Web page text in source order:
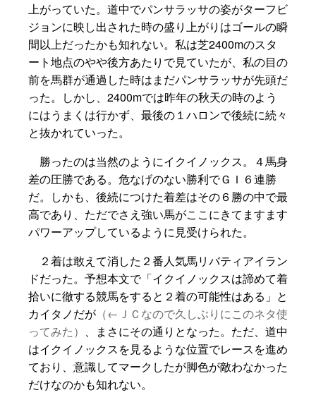
上がっていた。道中でパンサラッサの姿がターフビ
ジョンに映し出された時の盛り上がりはゴールの瞬
間以上だったかも知れない。私は芝2400mのスタ
ート地点のやや後方あたりで見ていたが、私の目の
前を馬群が通過した時はまだパンサラッサが先頭だ
った。しかし、2400mでは昨年の秋天の時のよう
にはうまくは行かず、最後の１ハロンで後続に続々
と抜かれていった。
勝ったのは当然のようにイクイノックス。４馬身
差の圧勝である。危なげのない勝利でＧＩ６連勝
だ。しかも、後続につけた着差はその６勝の中で最
高であり、ただでさえ強い馬がここにきてますます
パワーアップしているように見受けられた。
２着は敢えて消した２番人気馬リバティアイラン
ドだった。予想本文で「イクイノックスは諦めて着
拾いに徹する競馬をすると２着の可能性はある」と
カイタノだが （←ＪＣなので久しぶりにこのネタ使
ってみた） 、まさにその通りとなった。ただ、道中
はイクイノックスを見るような位置でレースを進め
ており、意識してマークしたが脚色が敵わなかった
だけなのかも知れない。